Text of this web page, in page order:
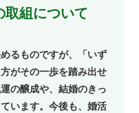
組について
るものですが、「いず
がその一歩を踏み出せ
の醸成や、結婚のきっ
います。今後も、婚活